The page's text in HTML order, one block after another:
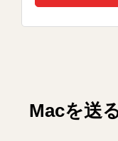
Macを送